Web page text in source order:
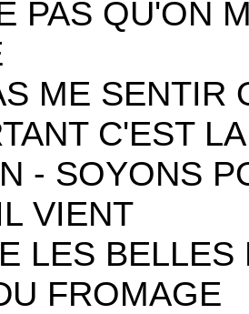
PAS QU'ON
ME SENTIR
C'EST
- SOYONS
VIENT
LES BELLES
FROMAGE